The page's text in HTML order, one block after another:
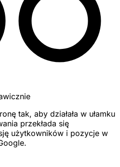
tak, aby działała w ułamku
przekłada się
użytkowników i pozycje w